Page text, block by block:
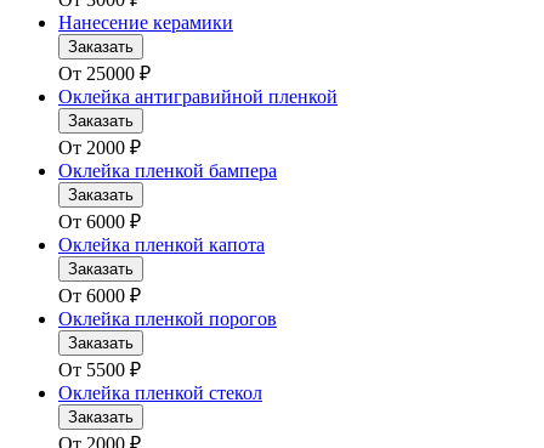
Нанесение керамики
Заказать
От 25000 ₽
Оклейка антигравийной пленкой
Заказать
От 2000 ₽
Оклейка пленкой бампера
Заказать
От 6000 ₽
Оклейка пленкой капота
Заказать
От 6000 ₽
Оклейка пленкой порогов
Заказать
От 5500 ₽
Оклейка пленкой стекол
Заказать